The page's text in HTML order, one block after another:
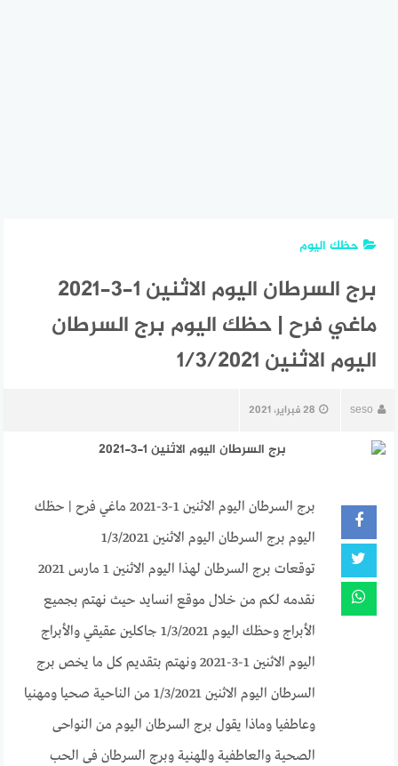
حظك اليوم
برج السرطان اليوم الاثنين 1-3-2021
ماغي فرح | حظك اليوم برج السرطان
اليوم الاثنين 1/3/2021
seso 28 فبراير، 2021
برج السرطان اليوم الاثنين 1-3-2021 ماغي فرح | حظك
اليوم برج السرطان اليوم الاثنين 1/3/2021
توقعات برج السرطان لهذا اليوم الاثنين 1 مارس 2021
نقدمه لكم من خلال موقع انسايد حيث نهتم بجميع
الأبراج وحظك اليوم 1/3/2021 جاكلين عقيقي والأبراج
اليوم الاثنين 1-3-2021 ونهتم بتقديم كل ما يخص برج
السرطان اليوم الاثنين 1/3/2021 من الناحية صحيا ومهنيا
وعاطفيا وماذا يقول برج السرطان اليوم من النواحى
الصحية والعاطفية والمهنية وبرج السرطان فى الحب